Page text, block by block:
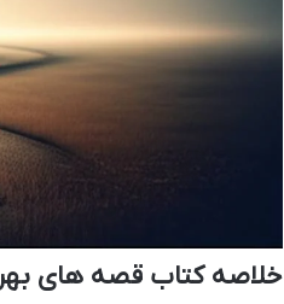
خلاصه کتاب قصه های بهرنگ: متن کامل ۲۳